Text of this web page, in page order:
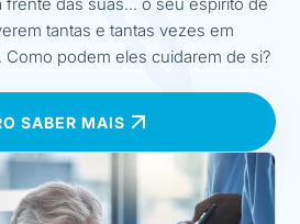
tantas e tantas vezes em
Como podem eles cuidarem de si?
SABER MAIS